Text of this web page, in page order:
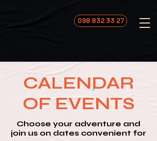
098 832 33 27
CALENDAR
OF EVENTS
Choose your adventure and
join us on dates convenient for